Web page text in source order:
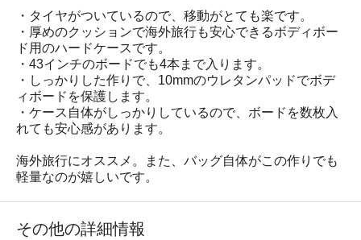
・タイヤがついているので、移動がとても楽です。
・厚めのクッションで海外旅行も安心できるボディボー
ド用のハードケースです。
・43インチのボードでも4本まで入ります。
・しっかりした作りで、10mmのウレタンパッドでボデ
ィボードを保護します。
・ケース自体がしっかりしているので、ボードを数枚入
れても安心感があります。
海外旅行にオススメ。また、バッグ自体がこの作りでも
軽量なのが嬉しいです。
その他の詳細情報